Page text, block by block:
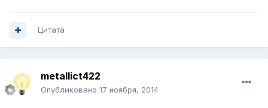
Цитата
metallict422
Опубликовано 17 ноября, 2014